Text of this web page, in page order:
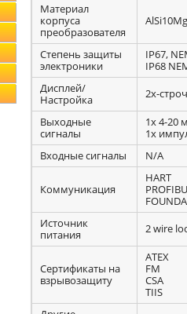
Материал
корпуса
преобразователя
Степень защиты
электроники
IP67,
IP68
Дисплей/
Настройка
2х-
Выходные
сигналы
1x 4-20
1x
Входные сигналы
N/A
Коммуникация
HART
Источник
питания
2 wire
Сертификаты на
взрывозащиту
ATEX
FM
CSA
TIIS